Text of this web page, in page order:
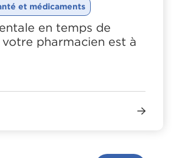
et médicaments
en temps de
pharmacien est à